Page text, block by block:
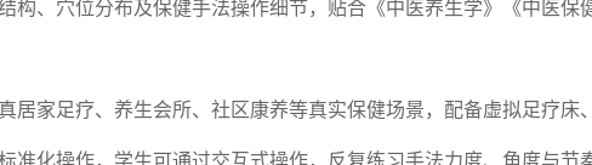
构、穴位分布及保健手法操作细节，贴合《中医养生学》《中医保
居家足疗、养生会所、社区康养等真实保健场景，配备虚拟足疗床
准化操作，学生可通过交互式操作，反复练习手法力度、角度与节